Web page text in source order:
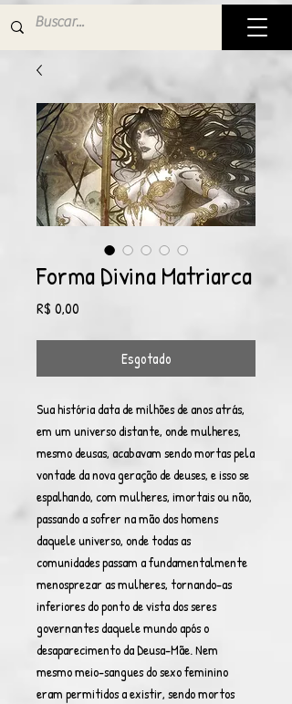
Forma Divina Matriarca
R$ 0,00
Esgotado
Sua história data de milhões de anos atrás,
em um universo distante, onde mulheres,
mesmo deusas, acabavam sendo mortas pela
vontade da nova geração de deuses, e isso se
espalhando, com mulheres, imortais ou não,
passando a sofrer na mão dos homens
daquele universo, onde todas as
comunidades passam a fundamentalmente
menosprezar as mulheres, tornando-as
inferiores do ponto de vista dos seres
governantes daquele mundo após o
desaparecimento da Deusa-Mãe. Nem
mesmo meio-sangues do sexo feminino
eram permitidos a existir, sendo mortos